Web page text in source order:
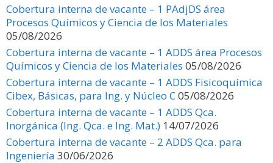
Cobertura interna de vacante – 1 PAdjDS área
Procesos Químicos y Ciencia de los Materiales
05/08/2026
Cobertura interna de vacante – 1 ADDS área Procesos
Químicos y Ciencia de los Materiales 05/08/2026
Cobertura interna de vacante – 1 ADDS Fisicoquímica
Cibex, Básicas, para Ing. y Núcleo C05/08/2026
Cobertura interna de vacante – 1 ADDS Qca.
Inorgánica (Ing. Qca. e Ing. Mat.) 14/07/2026
Cobertura interna de vacante – 2 ADDS Qca. para
Ingeniería 30/06/2026